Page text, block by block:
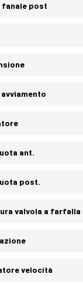
fanale post
ant.
post.
valvola a farfalla
velocità